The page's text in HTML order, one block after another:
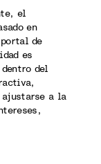
el
en
de
es
del
ajustarse a la